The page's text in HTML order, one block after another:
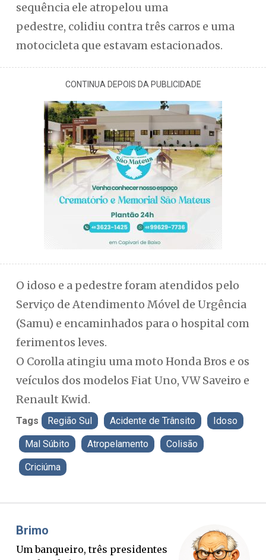
sequência ele atropelou uma
pedestre, colidiu contra três carros e uma
motocicleta que estavam estacionados.
CONTINUA DEPOIS DA PUBLICIDADE
O idoso e a pedestre foram atendidos pelo
Serviço de Atendimento Móvel de Urgência
(Samu) e encaminhados para o hospital com
ferimentos leves.
O Corolla atingiu uma moto Honda Bros e os
veículos dos modelos Fiat Uno, VW Saveiro e
Renault Kwid.
Tags Região Sul Acidente de Trânsito Idoso
Mal Súbito Atropelamento Colisão
Criciúma
Misael Elias
O Boato corre mais rápido que a